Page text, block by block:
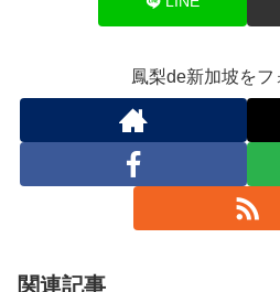
鳳梨de新加坡をフ
関連記事